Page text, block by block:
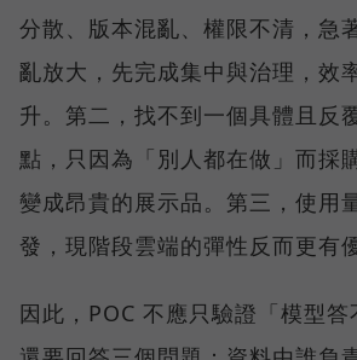
分散、版本混亂、權限不清，急
亂放大，先完成集中與治理，效
升。第二，找不到一個具體且反
點，只因為「別人都在做」而採
變成昂貴的展示品。第三，使用
發，現階段雲端的彈性反而更有
因此，POC 不應只驗證「模型答